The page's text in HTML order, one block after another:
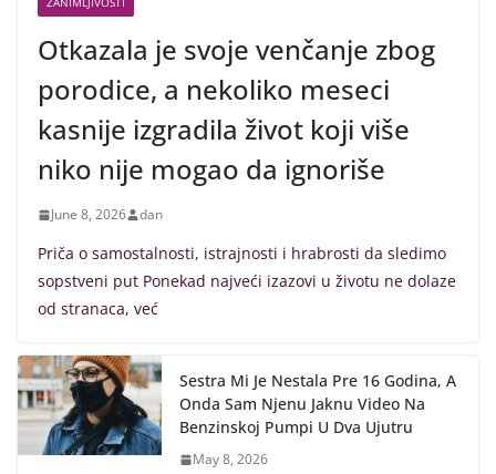
Otkazala je svoje venčanje zbog
porodice, a nekoliko meseci
kasnije izgradila život koji više
niko nije mogao da ignoriše
June 8, 2026 dan
Priča o samostalnosti, istrajnosti i hrabrosti da sledimo
sopstveni put Ponekad najveći izazovi u životu ne dolaze
od stranaca, već
Sestra Mi Je Nestala Pre 16 Godina, A
Onda Sam Njenu Jaknu Video Na
Benzinskoj Pumpi U Dva Ujutru
May 8, 2026